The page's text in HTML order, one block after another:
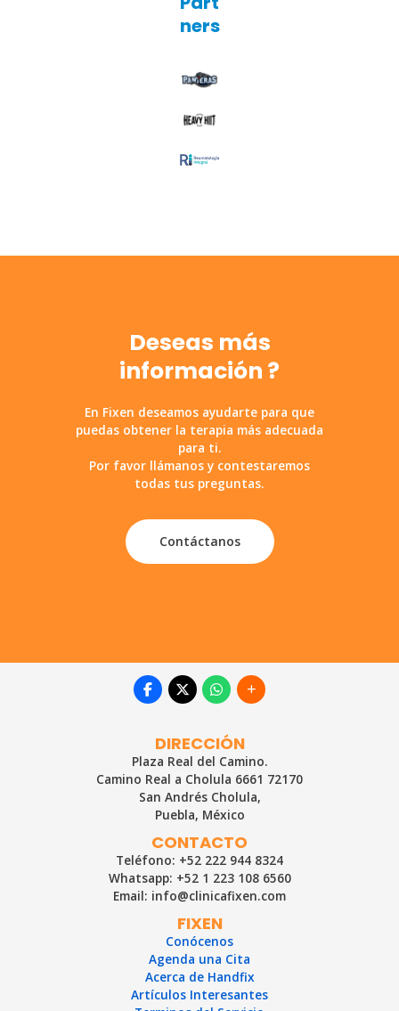
ners
Deseas más
información ?
En Fixen deseamos ayudarte para que
puedas obtener la terapia más adecuada
para ti.
Por favor llámanos y contestaremos
todas tus preguntas.
Contáctanos
DIRECCIÓN
Plaza Real del Camino.
Camino Real a Cholula 6661 72170
San Andrés Cholula,
Puebla, México
CONTACTO
Teléfono: +52 222 944 8324
Whatsapp: +52 1 223 108 6560
Email: info@clinicafixen.com
FIXEN
Conócenos
Agenda una Cita
Acerca de Handfix
Artículos Interesantes